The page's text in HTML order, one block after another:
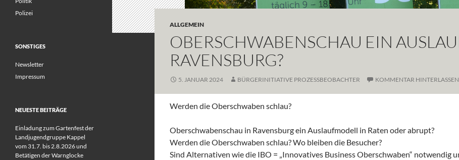
ALLGEMEIN
OBERSCHWABENSCHAU EIN
RAVENSBURG?
5. JANUAR 2024 BÜRGERINITIATIVE PROZESSBEOBACHTER KOMMENTAR HINTERLASSEN
Werden die Oberschwaben schlau?
Oberschwabenschau in Ravensburg ein Auslaufmodell in Raten oder abrupt?
Werden die Oberschwaben schlau? Wo bleiben die Besucher?
Sind Alternativen wie die IBO = „Innovatives Business Oberschwaben“ notwendig
Polizei
SONSTIGES
Newsletter
Impressum
NEUESTE BEITRÄGE
Einladung zum Gartenfest der
Landjugendgruppe Kappel
vom 31.7. bis 2.8.2026 und
Betätigen der Warnglocke